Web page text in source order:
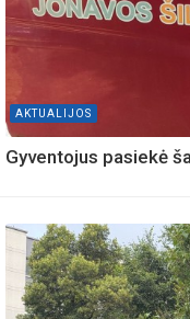
AKTUALIJOS
Gyventojus pasiekė